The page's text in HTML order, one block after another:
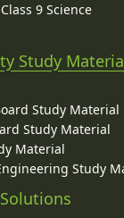
9 Science
Study
Study Material
Study Material
Material
Study